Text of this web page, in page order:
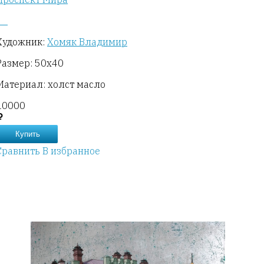
Хомяк Владимир
50х40
холст масло
Купить
В избранное